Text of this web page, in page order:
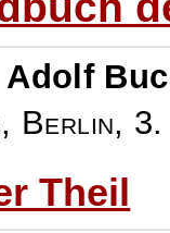
Adolf
Berlin,
Theil